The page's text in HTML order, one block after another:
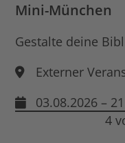
Mini-München
Gestalte deine
Externer
03.08.2026 –
4